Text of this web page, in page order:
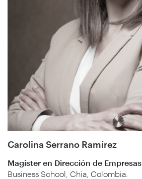
Carolina Serrano Ramírez
Magíster en Dirección de Empresas
Business School, Chía, Colombia.